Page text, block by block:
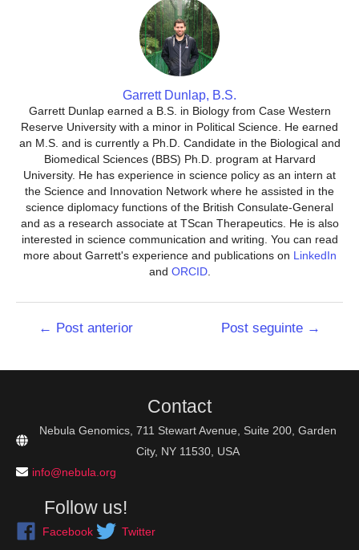
Garrett Dunlap, B.S.
Garrett Dunlap earned a B.S. in Biology from Case Western
Reserve University with a minor in Political Science. He earned
an M.S. and is currently a Ph.D. Candidate in the Biological and
Biomedical Sciences (BBS) Ph.D. program at Harvard
University. He has experience in science policy as an intern at
the Science and Innovation Network where he assisted in the
science diplomacy functions of the British Consulate-General
and as a research associate at TScan Therapeutics. He is also
interested in science communication and writing. You can read
more about Garrett's experience and publications on LinkedIn
and ORCID.
Navegação
← Post anterior Post seguinte →
Contact
Nebula Genomics, 711 Stewart Avenue, Suite 200, Garden
City, NY 11530, USA
info@nebula.org
Follow us!
Facebook Twitter